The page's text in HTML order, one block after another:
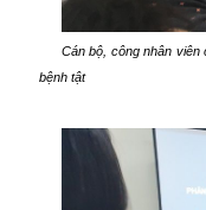
Cán bộ, công nhân viên
bệnh tật